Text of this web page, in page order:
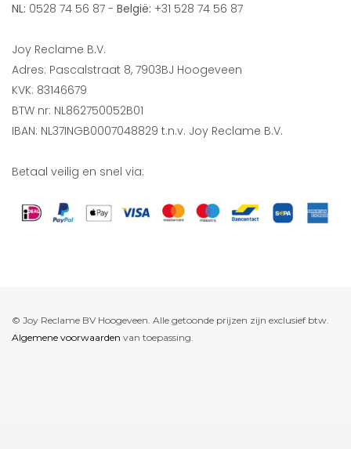
NL: 0528 74 56 87 - België: +31 528 74 56 87
Joy Reclame B.V.
Adres: Pascalstraat 8, 7903BJ Hoogeveen
KVK: 83146679
BTW nr: NL862750052B01
IBAN: NL37INGB0007048829 t.n.v. Joy Reclame B.V.
Betaal veilig en snel via:
© Joy Reclame BV Hoogeveen. Alle getoonde prijzen zijn exclusief btw.
Algemene voorwaarden van toepassing.